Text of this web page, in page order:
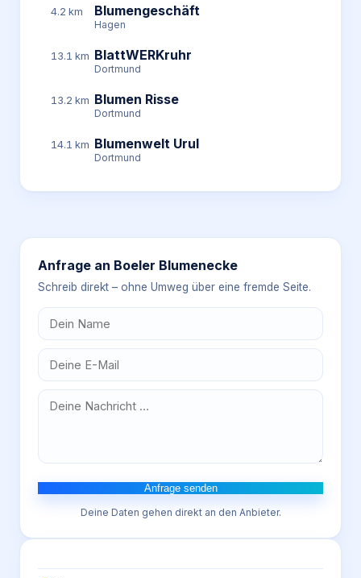
4.2 km Blumengeschäft
Hagen
13.1 km BlattWERKruhr
Dortmund
13.2 km Blumen Risse
Dortmund
14.1 km Blumenwelt Urul
Dortmund
Anfrage an Boeler Blumenecke
Schreib direkt – ohne Umweg über eine fremde Seite.
Anfrage senden
Deine Daten gehen direkt an den Anbieter.